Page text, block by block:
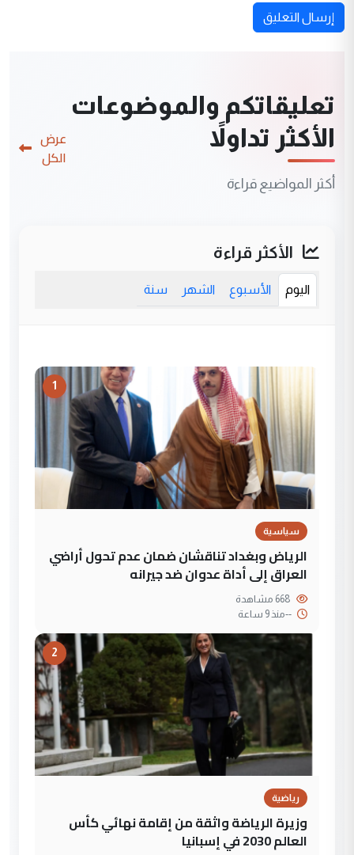
إرسال التعليق
تعليقاتكم والموضوعات
الأكثر تداولاً
أكثر المواضيع قراءة
عرض
الكل
الأكثر قراءة
اليوم الأسبوع الشهر سنة
1
سياسية
الرياض وبغداد تناقشان ضمان عدم تحول أراضي
العراق إلى أداة عدوان ضد جيرانه
--منذ 9 ساعة
2
رياضية
وزيرة الرياضة واثقة من إقامة نهائي كأس
العالم 2030 في إسبانيا